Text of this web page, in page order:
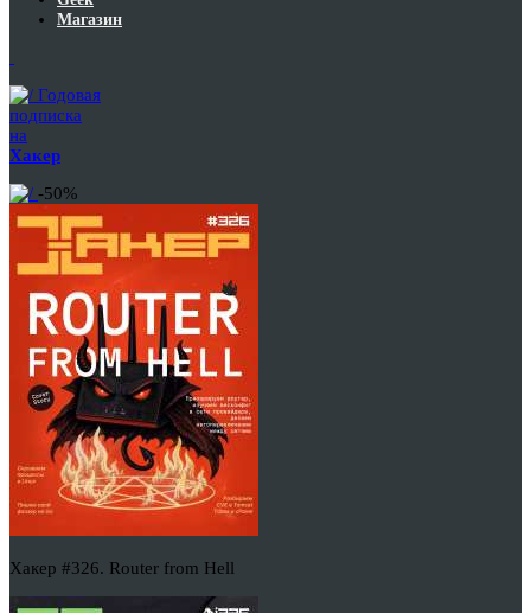
Магазин
Годовая
подписка
на
Хакер
-50%
Хакер #326. Router from Hell